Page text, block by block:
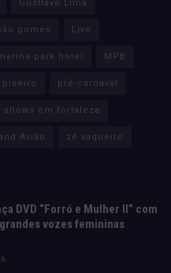
Gusttavo Lima
gomes Live
park hotel MPB
piseiro pré-carnaval
shows em fortaleza
Avião zé vaqueiro
DVD “Forró e Mulher II” com
vozes femininas